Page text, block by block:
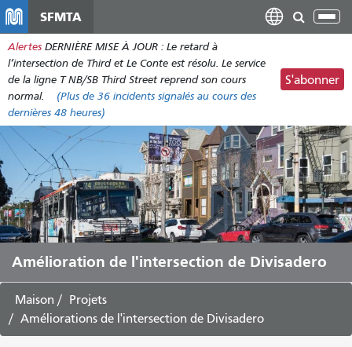
contenu
principal
SFMTA
Alertes DERNIÈRE MISE À JOUR : Le retard à
l’intersection de Third et Le Conte est résolu. Le service
de la ligne T NB/SB Third Street reprend son cours
normal.
(Plus de 36 incidents signalés au cours des
dernières 48 heures)
S'abonner
Amélioration de l'intersection de Divisadero
Maison
Projets
Améliorations de l'intersection de Divisadero